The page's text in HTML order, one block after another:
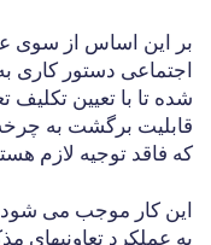
بر این اساس از سوی
اجتماعی دستور کاری
شده تا با تعیین تکلیف
قابلیت برگشت به چرخه
که فاقد توجیه لازم
این کار موجب می
به عملکرد